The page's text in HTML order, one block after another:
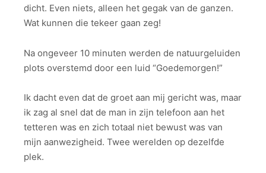
dicht. Even niets, alleen het gegak van de ganzen.
Wat kunnen die tekeer gaan zeg!
Na ongeveer 10 minuten werden de natuurgeluiden
plots overstemd door een luid “Goedemorgen!”
Ik dacht even dat de groet aan mij gericht was, maar
ik zag al snel dat de man in zijn telefoon aan het
tetteren was en zich totaal niet bewust was van
mijn aanwezigheid. Twee werelden op dezelfde
plek.